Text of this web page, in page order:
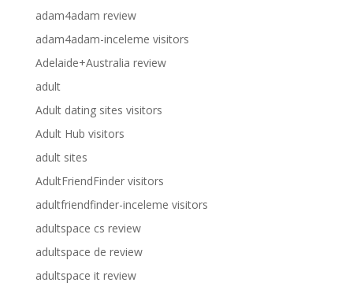
adam4adam review
adam4adam-inceleme visitors
Adelaide+Australia review
adult
Adult dating sites visitors
Adult Hub visitors
adult sites
AdultFriendFinder visitors
adultfriendfinder-inceleme visitors
adultspace cs review
adultspace de review
adultspace it review